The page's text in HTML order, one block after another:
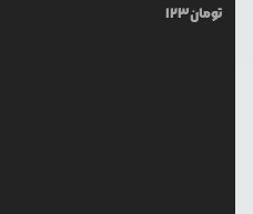
123تومان